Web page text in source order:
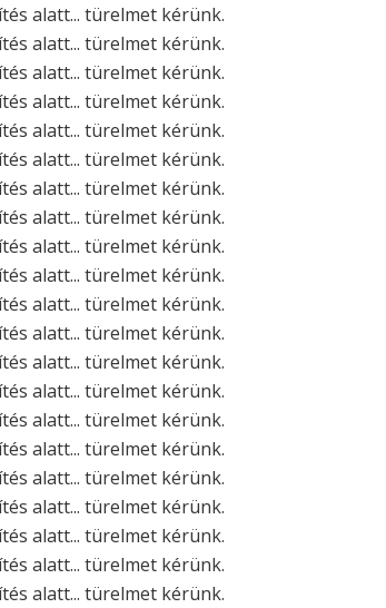
alatt... türelmet kérünk.
alatt... türelmet kérünk.
alatt... türelmet kérünk.
alatt... türelmet kérünk.
alatt... türelmet kérünk.
alatt... türelmet kérünk.
alatt... türelmet kérünk.
alatt... türelmet kérünk.
alatt... türelmet kérünk.
alatt... türelmet kérünk.
alatt... türelmet kérünk.
alatt... türelmet kérünk.
alatt... türelmet kérünk.
alatt... türelmet kérünk.
alatt... türelmet kérünk.
alatt... türelmet kérünk.
alatt... türelmet kérünk.
alatt... türelmet kérünk.
alatt... türelmet kérünk.
alatt... türelmet kérünk.
alatt... türelmet kérünk.